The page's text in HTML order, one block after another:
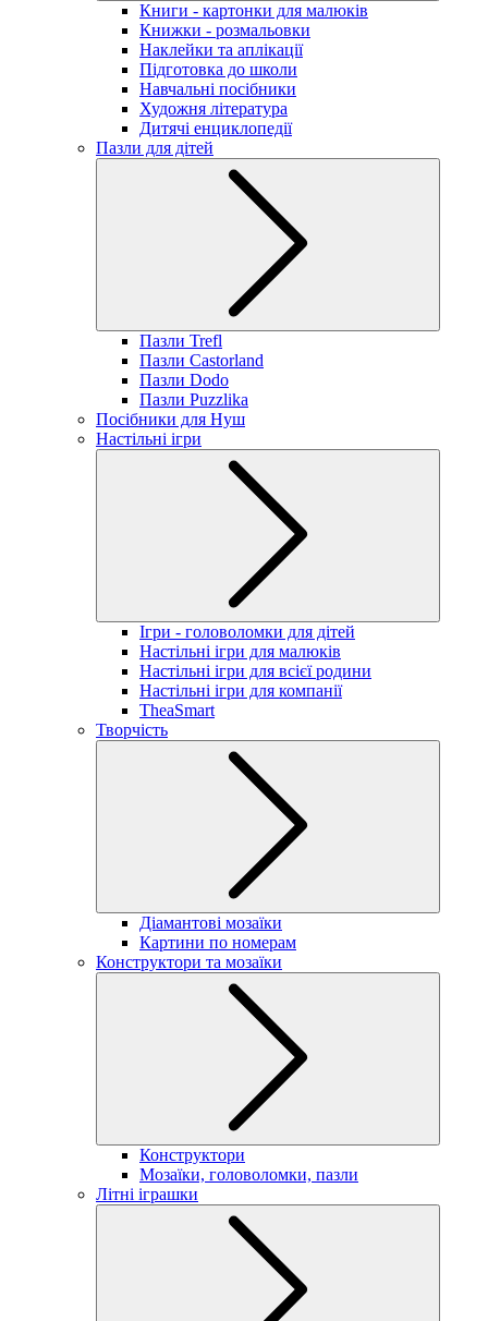
Книги - картонки для малюків
Книжки - розмальовки
Наклейки та аплікації
Підготовка до школи
Навчальні посібники
Художня література
Дитячі енциклопедії
Пазли для дітей
Пазли Trefl
Пазли Castorland
Пазли Dodo
Пазли Puzzlika
Посібники для Нуш
Настільні ігри
Ігри - головоломки для дітей
Настільні ігри для малюків
Настільні ігри для всієї родини
Настільні ігри для компанії
TheaSmart
Творчість
Діамантові мозаїки
Картини по номерам
Конструктори та мозаїки
Конструктори
Мозаїки, головоломки, пазли
Літні іграшки